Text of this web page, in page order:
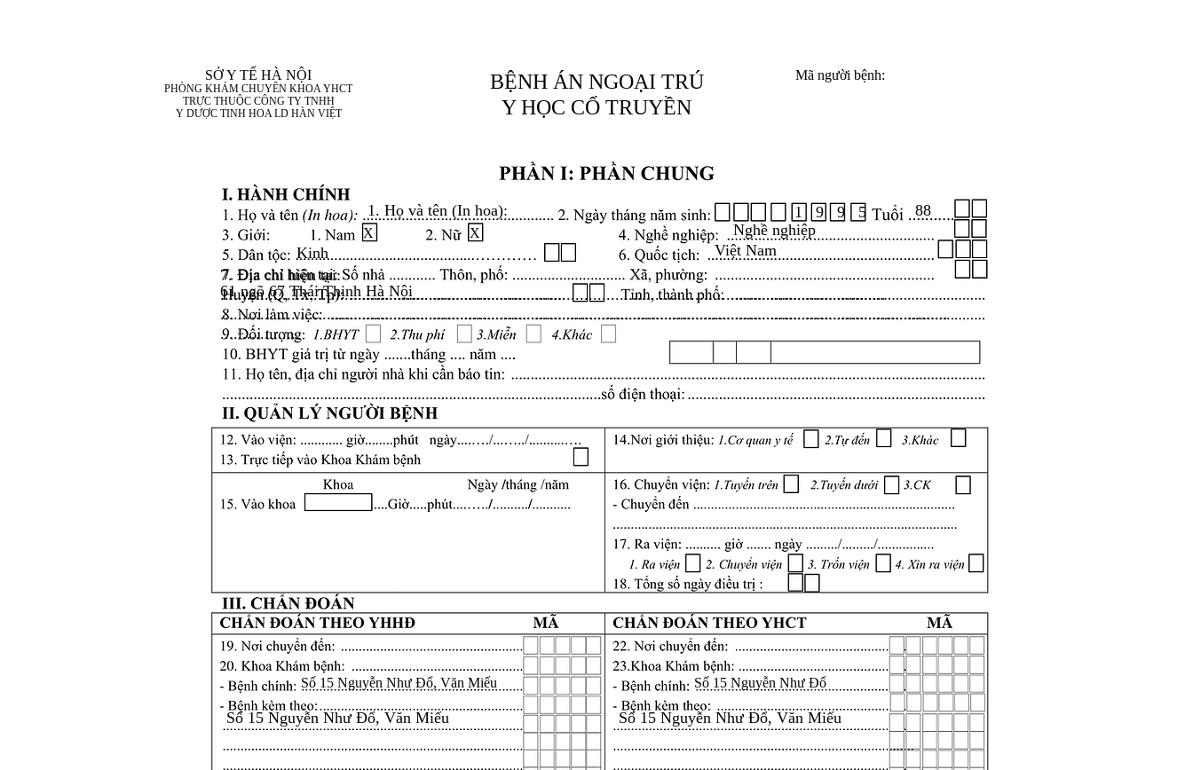
SỞ Y TẾ HÀ NỘI
PHÒNG KHÁM CHUYÊN KHOA YHCT
TRỰC THUỘC CÔNG TY TNHH
Y DƯỢC TINH HOA LD HÀN VIỆT
BỆNH ÁN NGOẠI TRÚ
Y HỌC CỔ TRUYỀN
Mã người bệnh:
1. Họ và tên (In hoa): 1 9 9 5 88
X X
Nghề nghiệp
Việt Nam
Kinh
7. Địa chỉ hiện tại:
......................................................................................................................................................
....................................................................................................................................................................
..................
61 ngõ 67 Thái Thịnh Hà Nội
Số 15 Nguyễn Như Đổ, Văn Miếu
Số 15 Nguyễn Như Đổ, Văn Miếu
Số 15 Nguyễn Như Đổ
Số 15 Nguyễn Như Đổ, Văn Miếu